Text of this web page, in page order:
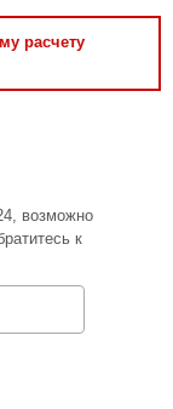
расчету
возможно
к